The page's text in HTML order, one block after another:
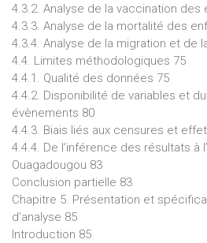
4.3.2. Analyse de la vaccination des
4.3.3. Analyse de la mortalité des
4.3.4. Analyse de la migration et de
4.4. Limites méthodologiques 75
4.4.1. Qualité des données 75
4.4.2. Disponibilité de variables et
évènements 80
4.4.3. Biais liés aux censures et
4.4.4. De l’inférence des résultats à
Ouagadougou 83
Conclusion partielle 83
Chapitre 5. Présentation et
d’analyse 85
Introduction 85